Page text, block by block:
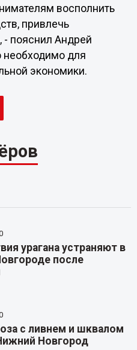
восполнить
привлечь
- пояснил Андрей
необходимо для
экономики.
урагана устраняют в
после
с ливнем и шквалом
Новгород